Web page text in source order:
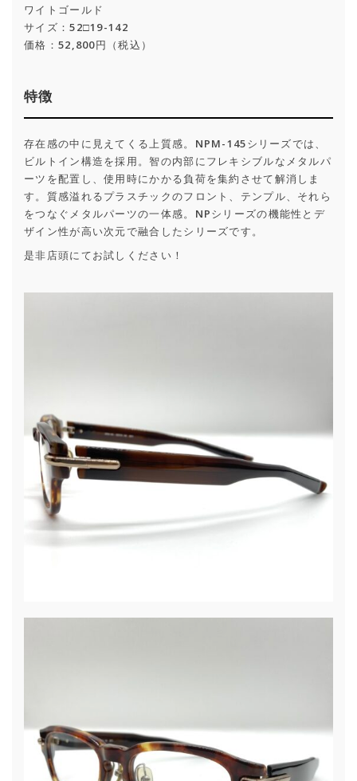
ワイトゴールド
サイズ：52□19-142
価格：52,800円（税込）
特徴
存在感の中に見えてくる上質感。NPM-145シリーズでは、
ビルトイン構造を採用。智の内部にフレキシブルなメタルパ
ーツを配置し、使用時にかかる負荷を集約させて解消しま
す。質感溢れるプラスチックのフロント、テンプル、それら
をつなぐメタルパーツの一体感。NPシリーズの機能性とデ
ザイン性が高い次元で融合したシリーズです。
是非店頭にてお試しください！